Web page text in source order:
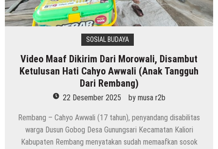
SOSIAL BUDAYA
Video Maaf Dikirim Dari Morowali, Disambut
Ketulusan Hati Cahyo Awwali (Anak Tangguh
Dari Rembang)
22 Desember 2025 by musa r2b
Rembang – Cahyo Awwali (17 tahun), penyandang disabilitas
warga Dusun Gobog Desa Gunungsari Kecamatan Kaliori
Kabupaten Rembang menyatakan sudah memaafkan sosok